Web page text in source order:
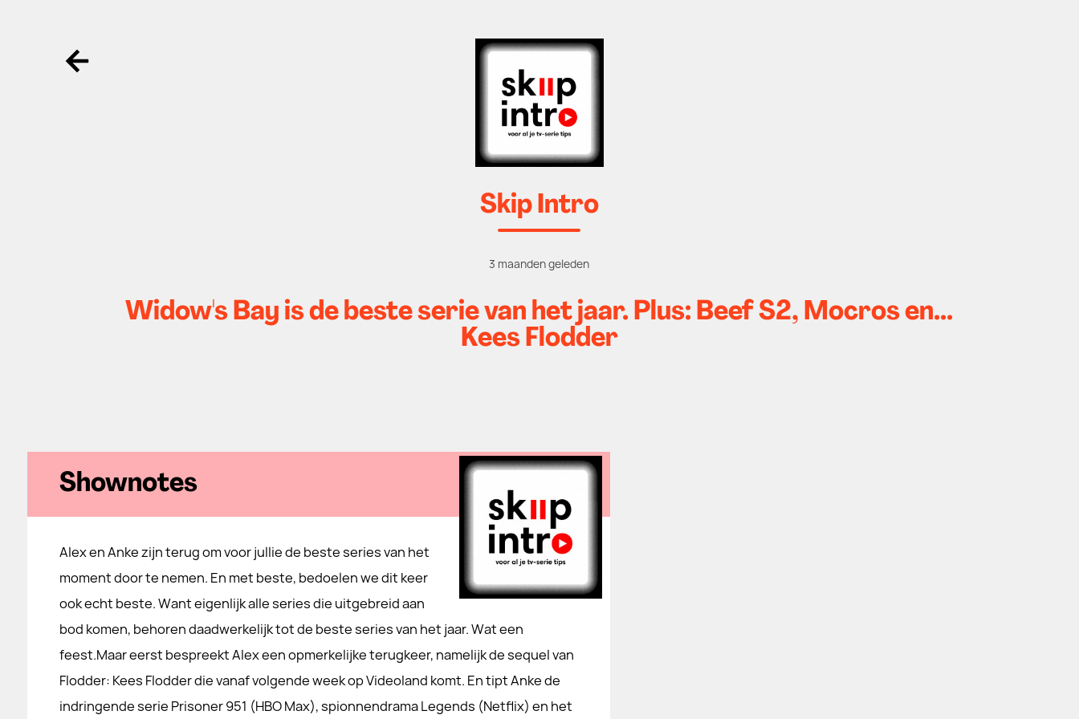
Ga terug
Skip Intro
3 maanden geleden
Widow's Bay is de beste serie van het jaar. Plus: Beef S2, Mocros en...
Kees Flodder
Shownotes
Alex en Anke zijn terug om voor jullie de beste series van het
moment door te nemen. En met beste, bedoelen we dit keer
ook echt beste. Want eigenlijk alle series die uitgebreid aan
bod komen, behoren daadwerkelijk tot de beste series van het jaar. Wat een
feest.Maar eerst bespreekt Alex een opmerkelijke terugkeer, namelijk de sequel van
Flodder: Kees Flodder die vanaf volgende week op Videoland komt. En tipt Anke de
indringende serie Prisoner 951 (HBO Max), spionnendrama Legends (Netflix) en het